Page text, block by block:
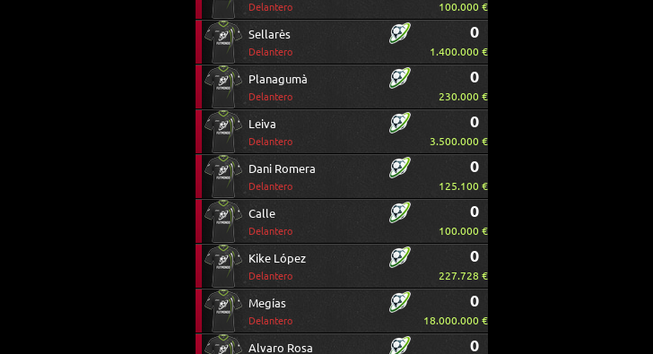
Delantero 100.000 €
Sellarès
Delantero
0
1.400.000 €
Planagumà
Delantero
0
230.000 €
Leiva
Delantero
0
3.500.000 €
Dani Romera
Delantero
0
125.100 €
Calle
Delantero
0
100.000 €
Kike López
Delantero
0
227.728 €
Megías
Delantero
0
18.000.000 €
Alvaro Rosa 0